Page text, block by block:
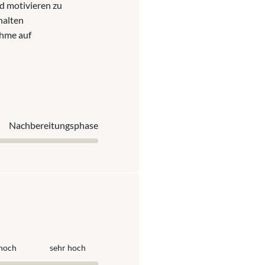
motivieren zu
auf
Nach­bereitungs­phase
sehr hoch